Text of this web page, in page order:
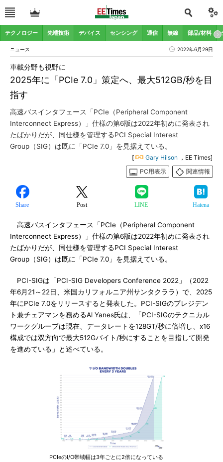
テクノロジー 先端技術 デバイス センシング 通信 無線 部品/材料
ニュース 2022年6月29日
2025年に「PCIe 7.0」策定へ、最大512GB/秒を目
指す
車載分野も視野に
高速バスインタフェース「PCIe（Peripheral Component
Interconnect Express）」仕様の第6版は2022年初めに発表され
たばかりだが、同仕様を管理するPCI Special Interest
Group（SIG）は既に「PCIe 7.0」を見据えている。
[ Gary Hilson ，EE Times]
PC用表示
関連情報
Share Post LINE Hatena
高速バスインタフェース「PCIe（Peripheral Component
Interconnect Express）」仕様の第6版は2022年初めに発表され
たばかりだが、同仕様を管理するPCI Special Interest
Group（SIG）は既に「PCIe 7.0」を見据えている。
PCI-SIGは「PCI-SIG Developers Conference 2022」（2022
年6月21～22日、米国カリフォルニア州サンタクララ）で、2025
年にPCIe 7.0をリリースすると発表した。PCI-SIGのプレジデン
ト兼チェアマンを務めるAl Yanes氏は、「PCI-SIGのテクニカル
ワークグループは現在、データレートを128GT/秒に倍増し、x16
構成では双方向で最大512Gバイト/秒にすることを目指して開発
を進めている」と述べている。
PCIeのI/O帯域幅は3年ごとに2倍になっている